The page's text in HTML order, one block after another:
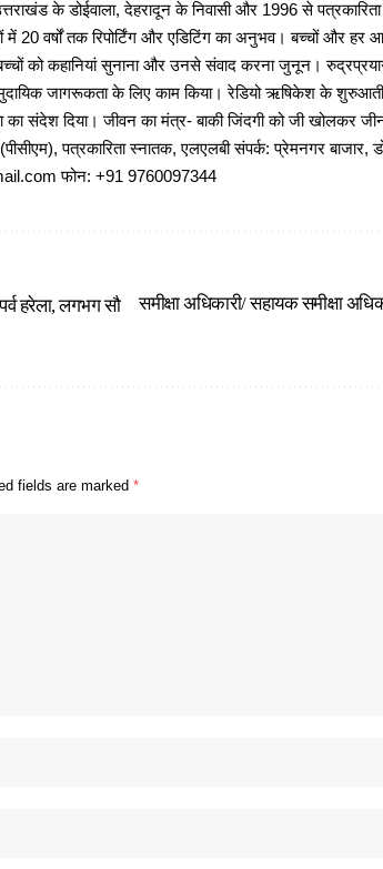
के डोईवाला, देहरादून के निवासी और 1996 से
में 20 वर्षों तक रिपोर्टिंग और एडिटिंग का अनुभव। बच्चों और
को कहानियां सुनाना और उनसे संवाद करना जुनून।
जागरूकता के लिए काम किया। रेडियो ऋषिकेश के
संदेश दिया। जीवन का मंत्र- बाकी जिंदगी को जी खोलकर
पत्रकारिता स्नातक, एलएलबी संपर्क: प्रेमनगर बाजार,
फोन: +91 9760097344
हरेला, लगभग सौ
समीक्षा अधिकारी/ सहायक समीक्षा
fields are marked *